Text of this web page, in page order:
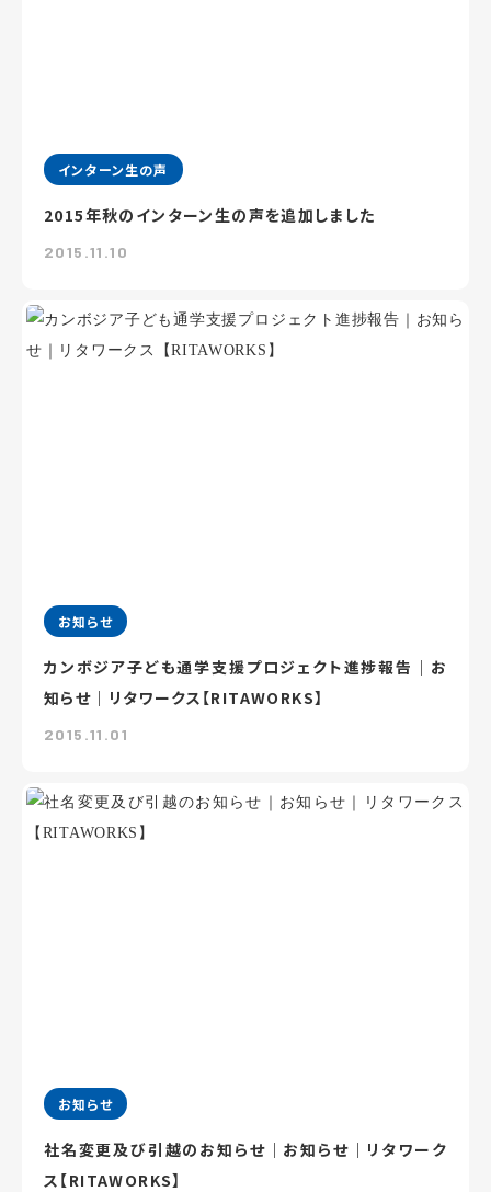
インターン生の声
2015年秋のインターン生の声を追加しました
2015.11.10
お知らせ
カンボジア子ども通学支援プロジェクト進捗報告｜お
知らせ｜リタワークス【RITAWORKS】
2015.11.01
お知らせ
社名変更及び引越のお知らせ｜お知らせ｜リタワーク
ス【RITAWORKS】